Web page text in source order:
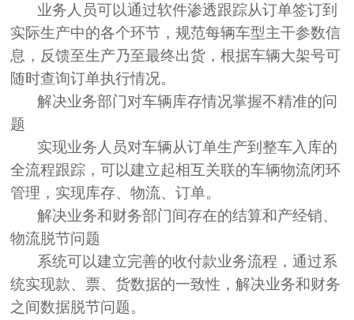
业务人员可以通过软件渗透跟踪从订单签订到
实际生产中的各个环节，规范每辆车型主干参数信
息，反馈至生产乃至最终出货，根据车辆大架号可
随时查询订单执行情况。
解决业务部门对车辆库存情况掌握不精准的问
题
实现业务人员对车辆从订单生产到整车入库的
全流程跟踪，可以建立起相互关联的车辆物流闭环
管理，实现库存、物流、订单。
解决业务和财务部门间存在的结算和产经销、
物流脱节问题
系统可以建立完善的收付款业务流程，通过系
统实现款、票、货数据的一致性，解决业务和财务
之间数据脱节问题。